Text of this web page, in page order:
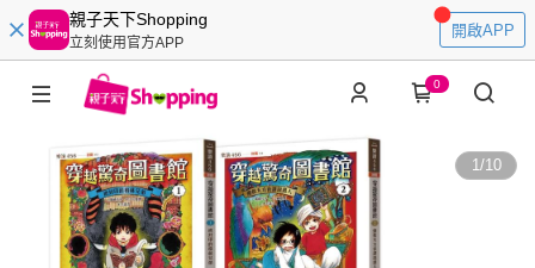
親子天下Shopping
立刻使用官方APP
開啟APP
0
1/10